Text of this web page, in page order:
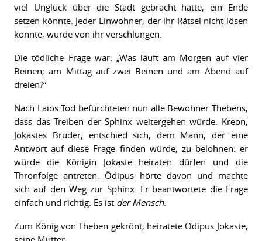
viel Unglück über die Stadt gebracht hatte, ein Ende
setzen könnte. Jeder Einwohner, der ihr Rätsel nicht lösen
konnte, wurde von ihr verschlungen.
Die tödliche Frage war: „Was läuft am Morgen auf vier
Beinen; am Mittag auf zwei Beinen und am Abend auf
dreien?“
Nach Laios Tod befürchteten nun alle Bewohner Thebens,
dass das Treiben der Sphinx weitergehen würde. Kreon,
Jokastes Bruder, entschied sich, dem Mann, der eine
Antwort auf diese Frage finden würde, zu belohnen: er
würde die Königin Jokaste heiraten dürfen und die
Thronfolge antreten. Ödipus hörte davon und machte
sich auf den Weg zur Sphinx. Er beantwortete die Frage
einfach und richtig: Es ist der Mensch.
Zum König von Theben gekrönt, heiratete Ödipus Jokaste,